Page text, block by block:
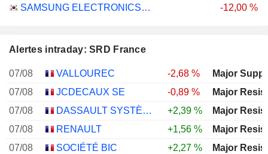
SAMSUNG ELECTRONICS CO., LTD.
-12,00 %
Alertes intraday: SRD France
07/08 VALLOUREC -2,68 %
Major
07/08
JCDECAUX SE -0,89 %
Major
07/08
DASSAULT SYSTÈMES SE +2,39 %
Major
07/08
RENAULT +1,56 %
Major
07/08
SOCIÉTÉ BIC +2,27 % Major